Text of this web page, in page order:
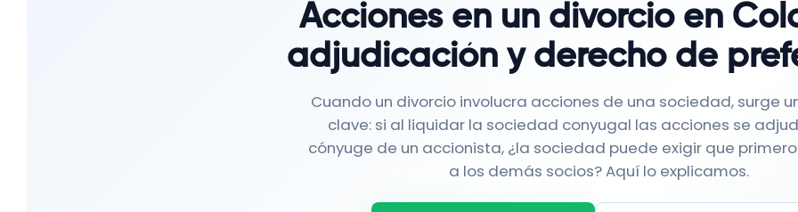
Acciones en un divorcio en
adjudicación y derecho de
Cuando un divorcio involucra acciones de una sociedad, surge
clave: si al liquidar la sociedad conyugal las acciones se
cónyuge de un accionista, ¿la sociedad puede exigir que
a los demás socios? Aquí lo explicamos.